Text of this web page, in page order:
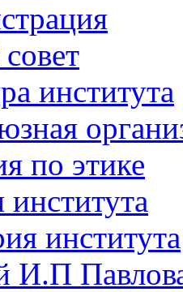
института
по этике
института
И.П